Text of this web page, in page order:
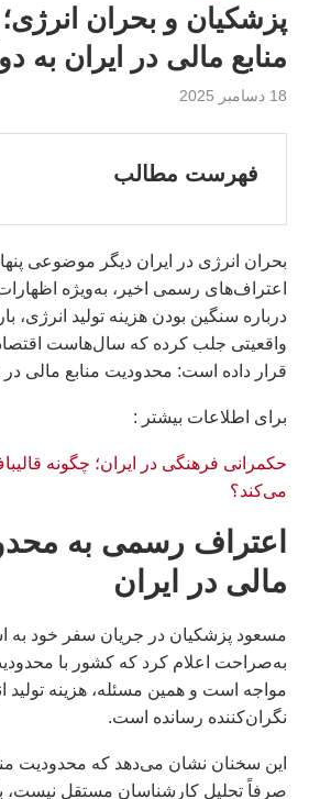
پزشکیان و بحران
منابع مالی در ایران به
18 دسامبر 2025
فهرست مطالب
بحران انرژی در ایران دیگر موضوعی
اعتراف‌های رسمی اخیر، به‌ویژه
درباره سنگین بودن هزینه تولید انرژی،
واقعیتی جلب کرده که سال‌هاست
قرار داده است: محدودیت منابع مالی در
براى اطلاعات بيشتر :
حکمرانی فرهنگی در ایران؛ چگونه
می‌کند؟
اعتراف رسمی به
مالی در ایران
مسعود پزشکیان در جریان سفر خود به
به‌صراحت اعلام کرد که کشور با
مواجه است و همین مسئله، هزینه
نگران‌کننده رسانده است.
این سخنان نشان می‌دهد که محدودیت
صرفاً تحلیل کارشناسان مستقل نیست،